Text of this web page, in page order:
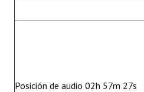
Posición de audio 02h 57m 27s